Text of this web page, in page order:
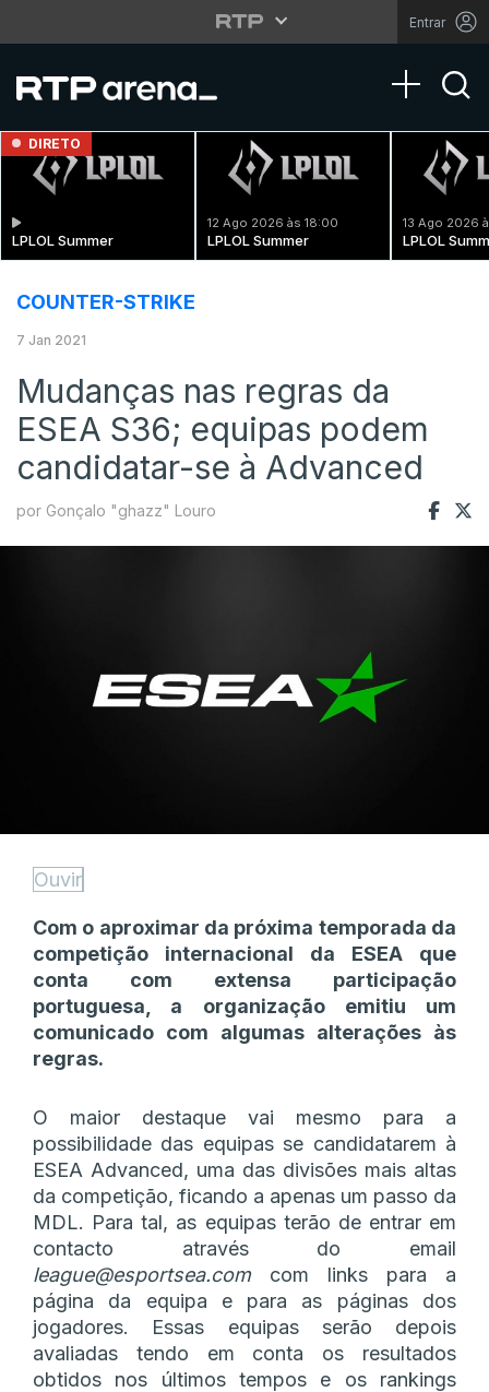
Entrar
Toggle
DIRETO
LPLOL Summer
12 Ago 2026 às 18:00
LPLOL Summer
13 Ago 2026
LPLOL
COUNTER-STRIKE
7 Jan 2021
Mudanças nas regras da
ESEA S36; equipas podem
candidatar-se à Advanced
por Gonçalo "ghazz" Louro
Ouvir
Com o aproximar da próxima temporada da
competição internacional da ESEA que
conta com extensa participação
portuguesa, a organização emitiu um
comunicado com algumas alterações às
regras.
O maior destaque vai mesmo para a
possibilidade das equipas se candidatarem à
ESEA Advanced, uma das divisões mais altas
da competição, ficando a apenas um passo da
MDL. Para tal, as equipas terão de entrar em
contacto através do email
league@esportsea.comcom links para a
página da equipa e para as páginas dos
jogadores. Essas equipas serão depois
avaliadas tendo em conta os resultados
obtidos nos últimos tempos e os rankings